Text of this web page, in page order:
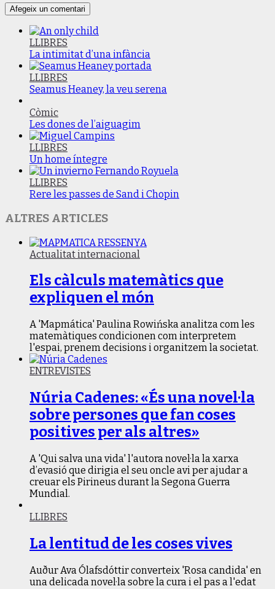
LLIBRES
La intimitat d’una infància
LLIBRES
Seamus Heaney, la veu serena
Còmic
Les dones de l’aiguagim
LLIBRES
Un home íntegre
LLIBRES
Rere les passes de Sand i Chopin
ALTRES ARTICLES
Actualitat internacional
Els càlculs matemàtics que
expliquen el món
A 'Mapmática' Paulina Rowińska analitza com les
matemàtiques condicionen com interpretem
l'espai, prenem decisions i organitzem la societat.
ENTREVISTES
Núria Cadenes: «És una novel·la
sobre persones que fan coses
positives per als altres»
A 'Qui salva una vida' l'autora novel·la la xarxa
d’evasió que dirigia el seu oncle avi per ajudar a
creuar els Pirineus durant la Segona Guerra
Mundial.
LLIBRES
La lentitud de les coses vives
Auður Ava Ólafsdóttir converteix 'Rosa candida' en
una delicada novel·la sobre la cura i el pas a l'edat